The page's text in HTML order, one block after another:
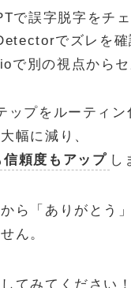
で誤字脱字をチェ
でズレを確
で別の視点から
ップをルーティン
幅に減り、
頼度もアップ し
ら「ありがとう
ん。
てみてください！